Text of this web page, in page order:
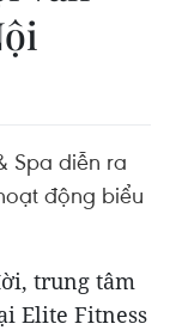
Spa diễn ra
động biểu
trung tâm
Elite Fitness